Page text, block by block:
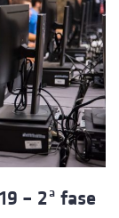
– 2ª fase